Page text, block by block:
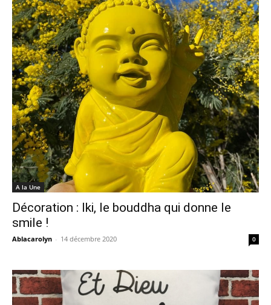
A la Une
Décoration : Iki, le bouddha qui donne le
smile !
Ablacarolyn - 14 décembre 2020 0